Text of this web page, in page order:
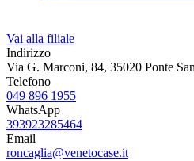
Vai alla filiale
Indirizzo
Via G. Marconi, 84, 35020 Ponte
Telefono
049 896 1955
WhatsApp
393923285464
Email
roncaglia@venetocase.it